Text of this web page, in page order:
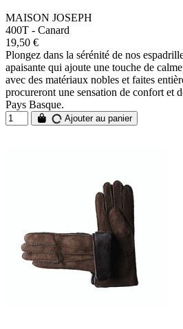
MAISON JOSEPH
400T - Canard
19,50 €
Plongez dans la sérénité de nos
apaisante qui ajoute une touche de
avec des matériaux nobles et faites
procureront une sensation de confort et
Pays Basque.
Ajouter au panier